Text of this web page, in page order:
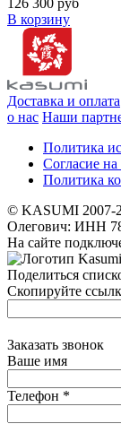
126 300 руб
В корзину
Доставка и оплата
о нас Наши
Политика
Согласие
Политика
© KASUMI 2007-
Олегович: ИНН
На сайте
Поделиться
Скопируйте
Заказать звонок
Ваше имя
Телефон *